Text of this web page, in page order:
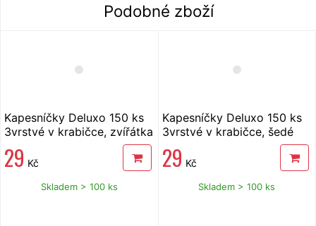
Podobné zboží
Kapesníčky Deluxo 150 ks
3vrstvé v krabičce, zvířátka
29 Kč
Skladem > 100 ks
Kapesníčky Deluxo 150 ks
3vrstvé v krabičce, šedé
29 Kč
Skladem > 100 ks